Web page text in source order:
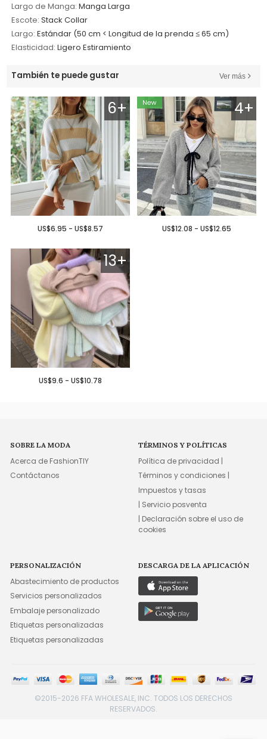
Largo de Manga: Manga Larga
Escote: Stack Collar
Largo: Estándar (50 cm < Longitud de la prenda ≤ 65 cm)
Elasticidad: Ligero Estiramiento
También te puede gustar Ver más
6+
US$6.95 - US$8.57
4+
US$12.08 - US$12.65
13+
US$9.6 - US$10.78
SOBRE LA MODA
Acerca de FashionTIY
Contáctanos
TÉRMINOS Y POLÍTICAS
Política de privacidad |
Términos y condiciones |
Impuestos y tasas
| Servicio posventa
| Declaración sobre el uso de
cookies
PERSONALIZACIÓN
Abastecimiento de productos
Servicios personalizados
Embalaje personalizado
Etiquetas personalizadas
Etiquetas personalizadas
DESCARGA DE LA APLICACIÓN
©2015-2026 FFA WHOLESALE, INC. TODOS LOS DERECHOS
RESERVADOS.